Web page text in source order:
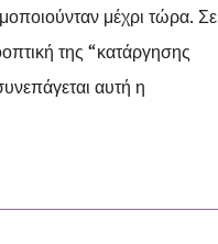
μέχρι τώρα. Σε
της “κατάργησης
αυτή η